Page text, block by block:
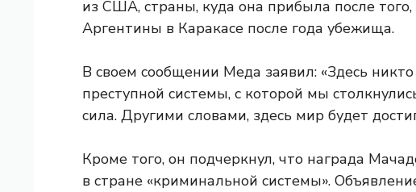
из США, страны, куда она прибыла после того,
Аргентины в Каракасе после года убежища.
В своем сообщении Меда заявил: «Здесь
преступной системы, с которой мы
сила. Другими словами, здесь мир будет
Кроме того, он подчеркнул, что награда
в стране «криминальной системы».